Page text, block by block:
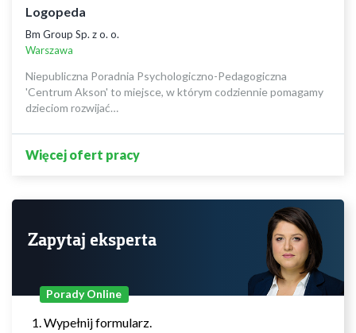
Logopeda
Bm Group Sp. z o. o.
Warszawa
Niepubliczna Poradnia Psychologiczno-Pedagogiczna
'Centrum Akson' to miejsce, w którym codziennie pomagamy
dzieciom rozwijać…
Więcej ofert pracy
Zapytaj eksperta
Porady Online
Wypełnij formularz.